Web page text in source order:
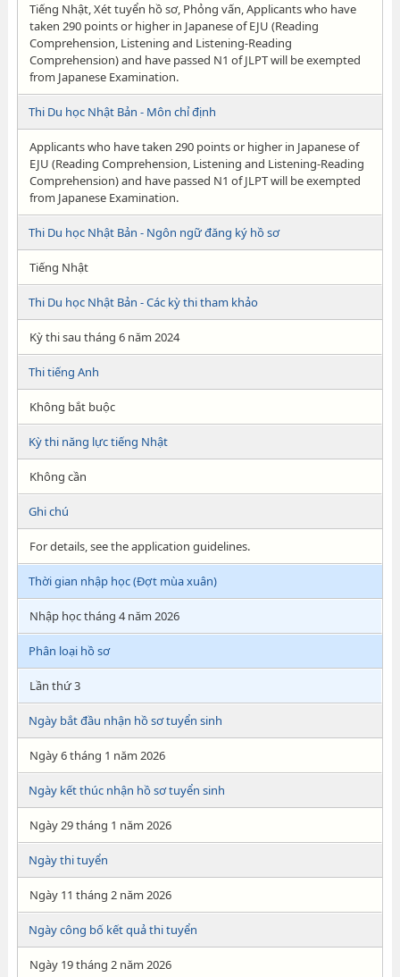
Tiếng Nhật, Xét tuyển hồ sơ, Phỏng vấn, Applicants who have
taken 290 points or higher in Japanese of EJU (Reading
Comprehension, Listening and Listening-Reading
Comprehension) and have passed N1 of JLPT will be exempted
from Japanese Examination.
Thi Du học Nhật Bản - Môn chỉ định
Applicants who have taken 290 points or higher in Japanese of
EJU (Reading Comprehension, Listening and Listening-Reading
Comprehension) and have passed N1 of JLPT will be exempted
from Japanese Examination.
Thi Du học Nhật Bản - Ngôn ngữ đăng ký hồ sơ
Tiếng Nhật
Thi Du học Nhật Bản - Các kỳ thi tham khảo
Kỳ thi sau tháng 6 năm 2024
Thi tiếng Anh
Không bắt buộc
Kỳ thi năng lực tiếng Nhật
Không cần
Ghi chú
For details, see the application guidelines.
Thời gian nhập học (Đợt mùa xuân)
Nhập học tháng 4 năm 2026
Phân loại hồ sơ
Lần thứ 3
Ngày bắt đầu nhận hồ sơ tuyển sinh
Ngày 6 tháng 1 năm 2026
Ngày kết thúc nhận hồ sơ tuyển sinh
Ngày 29 tháng 1 năm 2026
Ngày thi tuyển
Ngày 11 tháng 2 năm 2026
Ngày công bố kết quả thi tuyển
Ngày 19 tháng 2 năm 2026